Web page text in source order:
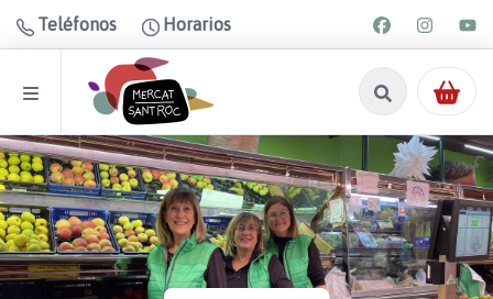
Teléfonos Horarios